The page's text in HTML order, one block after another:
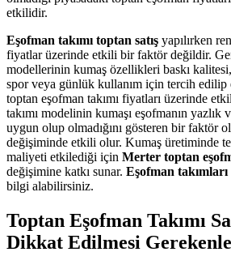
etkilidir.
Eşofman takımı toptan satış yapılırken
fiyatlar üzerinde etkili bir faktör değildir.
modellerinin kumaş özellikleri baskı
spor veya günlük kullanım için tercih
toptan eşofman takımı fiyatları üzerinde
takımı modelinin kumaşı eşofmanın yazlık
uygun olup olmadığını gösteren bir faktör
değişiminde etkili olur. Kumaş üretiminde
maliyeti etkilediği için Merter toptan
değişimine katkı sunar. Eşofman takımları
bilgi alabilirsiniz.
Toptan Eşofman Takımı
Dikkat Edilmesi